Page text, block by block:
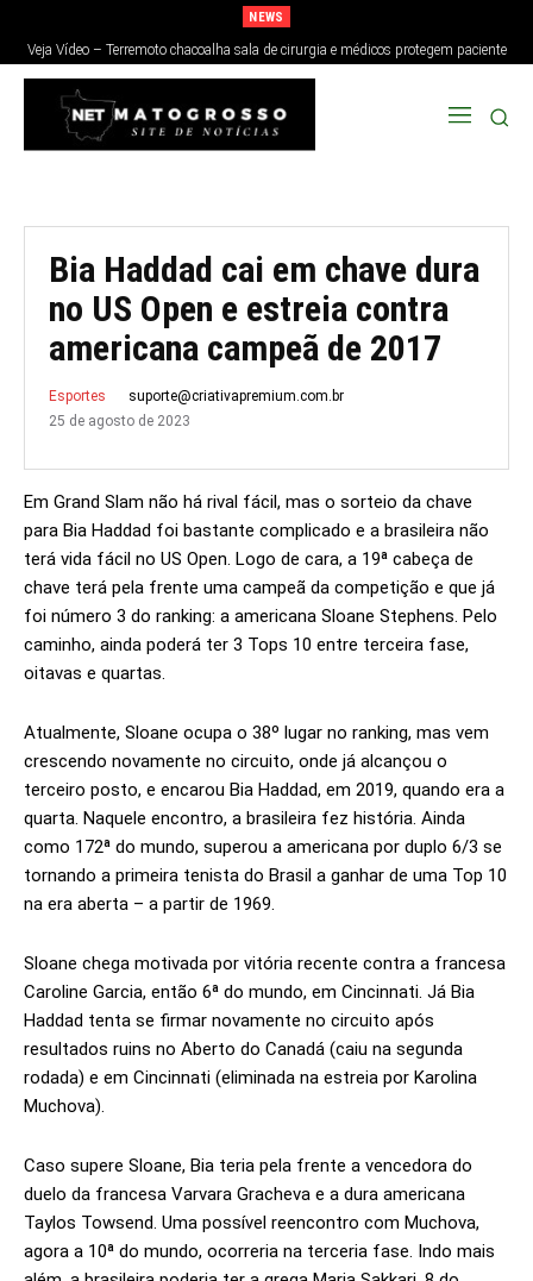
NEWS
Veja Vídeo – Terremoto chacoalha sala de cirurgia e médicos protegem paciente
no Japão; veja
Bia Haddad cai em chave dura
no US Open e estreia contra
americana campeã de 2017
Esportes
suporte@criativapremium.com.br
25 de agosto de 2023
Em Grand Slam não há rival fácil, mas o sorteio da chave
para Bia Haddad foi bastante complicado e a brasileira não
terá vida fácil no US Open. Logo de cara, a 19ª cabeça de
chave terá pela frente uma campeã da competição e que já
foi número 3 do ranking: a americana Sloane Stephens. Pelo
caminho, ainda poderá ter 3 Tops 10 entre terceira fase,
oitavas e quartas.
Atualmente, Sloane ocupa o 38º lugar no ranking, mas vem
crescendo novamente no circuito, onde já alcançou o
terceiro posto, e encarou Bia Haddad, em 2019, quando era a
quarta. Naquele encontro, a brasileira fez história. Ainda
como 172ª do mundo, superou a americana por duplo 6/3 se
tornando a primeira tenista do Brasil a ganhar de uma Top 10
na era aberta – a partir de 1969.
Sloane chega motivada por vitória recente contra a francesa
Caroline Garcia, então 6ª do mundo, em Cincinnati. Já Bia
Haddad tenta se firmar novamente no circuito após
resultados ruins no Aberto do Canadá (caiu na segunda
rodada) e em Cincinnati (eliminada na estreia por Karolina
Muchova).
Caso supere Sloane, Bia teria pela frente a vencedora do
duelo da francesa Varvara Gracheva e a dura americana
Taylos Towsend. Uma possível reencontro com Muchova,
agora a 10ª do mundo, ocorreria na terceria fase. Indo mais